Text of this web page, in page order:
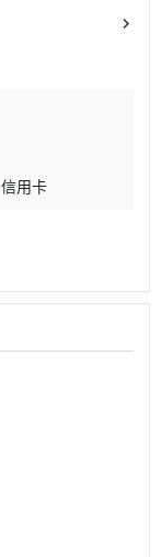
信用卡